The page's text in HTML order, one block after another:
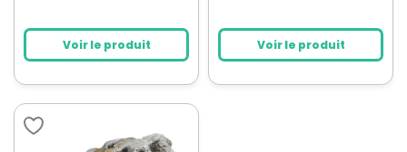
Voir le produit Voir le produit